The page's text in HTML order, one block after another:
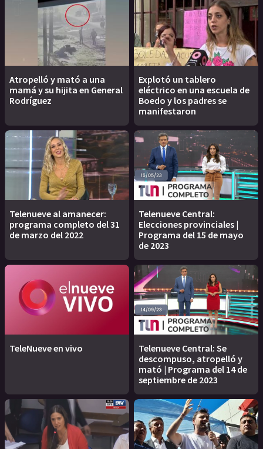
Atropelló y mató a una
mamá y su hijita en General
Rodríguez
Explotó un tablero
eléctrico en una escuela de
Boedo y los padres se
manifestaron
Telenueve al amanecer:
programa completo del 31
de marzo del 2022
Telenueve Central:
Elecciones provinciales |
Programa del 15 de mayo
de 2023
TeleNueve en vivo
Telenueve Central: Se
descompuso, atropelló y
mató | Programa del 14 de
septiembre de 2023